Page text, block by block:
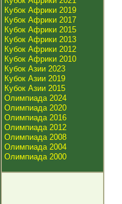
Кубок Африки 2019
Кубок Африки 2017
Кубок Африки 2015
Кубок Африки 2013
Кубок Африки 2012
Кубок Африки 2010
Кубок Азии 2023
Кубок Азии 2019
Кубок Азии 2015
Олимпиада 2024
Олимпиада 2020
Олимпиада 2016
Олимпиада 2012
Олимпиада 2008
Олимпиада 2004
Олимпиада 2000